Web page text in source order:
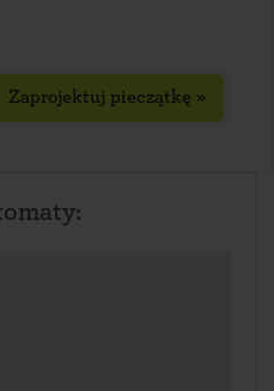
Zaprojektuj pieczątkę »